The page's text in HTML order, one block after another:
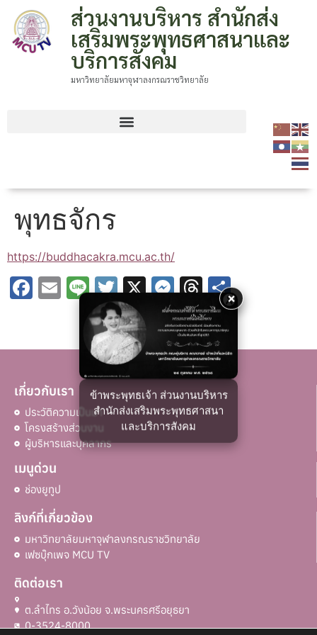
×
ข้าพระพุทธเจ้า ส่วนงานบริหาร
สำนักส่งเสริมพระพุทธศาสนา
และบริการสังคม
ส่วนงานบริหาร สำนักส่ง
เสริมพระพุทธศาสนาและ
บริการสังคม
มหาวิทยาลัยมหาจุฬาลงกรณราชวิทยาลัย
พุทธจักร
https://buddhacakra.mcu.ac.th/
Facebook
Email
LineTwitter
X Messenger
Threads
Share
เกี่ยวกับเรา
ประวัติความเป็นมา
โครงสร้างส่วนงาน
ผู้บริหารและบุคลากร
เมนูด่วน
ช่องยูทูป
ลิงก์ที่เกี่ยวข้อง
มหาวิทยาลัยมหาจุฬาลงกรณราชวิทยาลัย
เฟซบุ๊กเพจ MCU TV
ติดต่อเรา
ต.ลำไทร อ.วังน้อย จ.พระนครศรีอยุธยา
0-3524-8000